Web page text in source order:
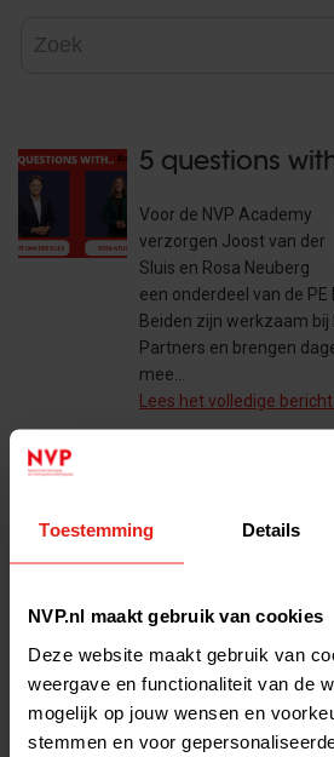
Toestemming Details
NVP.nl maakt gebruik van cookies
Deze website maakt gebruik van
weergave en functionaliteit van de
mogelijk op jouw wensen en
stemmen en voor
5 questions
Voor de NVP Academy
verzorgen Joost van der
Sluis en Rosa Neuberg
een onderdeel van de PE
Beiden zijn werkzaam
Partners en brengen
mee…
Lees het volledige
Toekomstfonds
structurele bezuinigingen
op het Toekomstfonds
raken de Seed Capital
Innovatiekrediet en de